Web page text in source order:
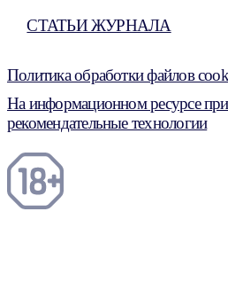
СТАТЬИ ЖУРНАЛА
Политика обработки файлов
На информационном ресурсе
рекомендательные технологии